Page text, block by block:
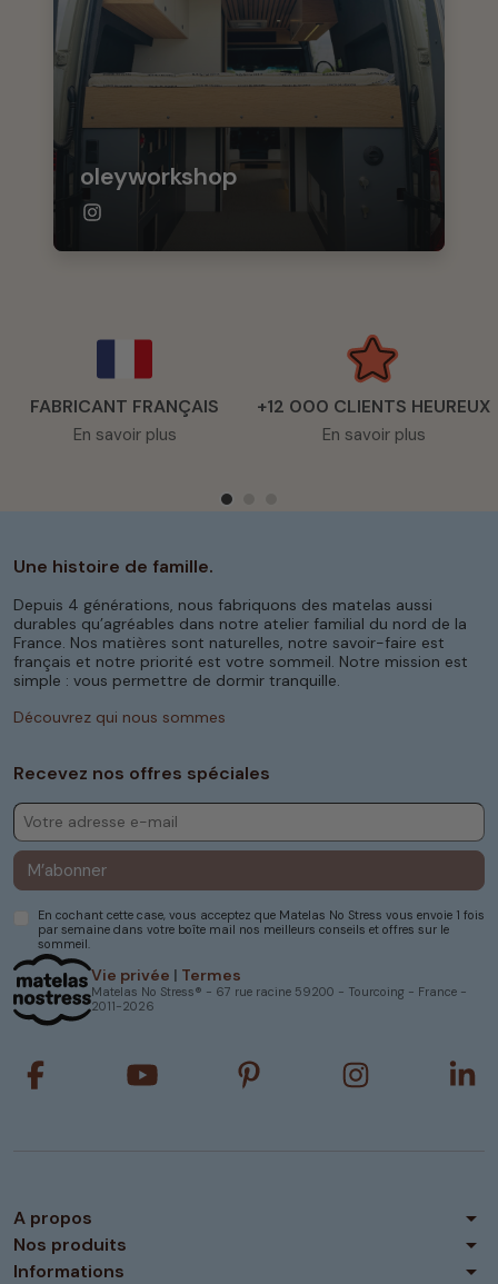
oleyworkshop
FABRICANT FRANÇAIS
En savoir plus
+12 000 CLIENTS HEUREUX
En savoir plus
Vie privée | Termes
Matelas No Stress® - 67 rue racine 59200 - Tourcoing - France -
2011-2026
Une histoire de famille.
Depuis 4 générations, nous fabriquons des matelas aussi
durables qu’agréables dans notre atelier familial du nord de la
France. Nos matières sont naturelles, notre savoir-faire est
français et notre priorité est votre sommeil. Notre mission est
simple : vous permettre de dormir tranquille.
Découvrez qui nous sommes
Recevez nos offres spéciales
M’abonner
En cochant cette case, vous acceptez que Matelas No Stress vous envoie 1 fois
par semaine dans votre boîte mail nos meilleurs conseils et offres sur le
sommeil.
A propos arrow_drop_down
Nos produits arrow_drop_down
Informations arrow_drop_down